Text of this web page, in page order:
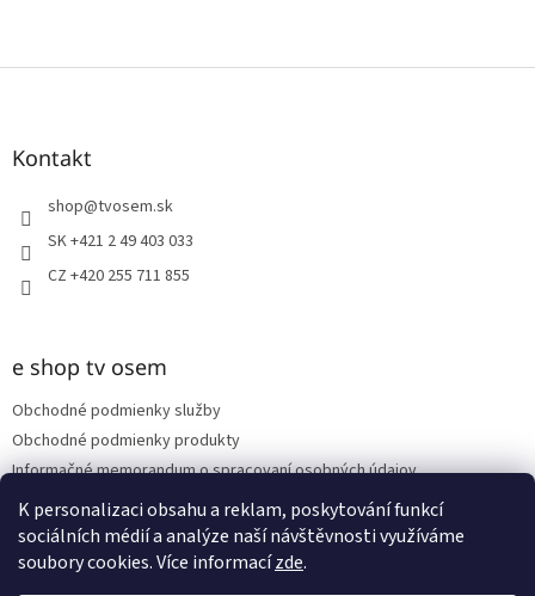
K personalizaci obsahu a reklam, poskytování funkcí
sociálních médií a analýze naší návštěvnosti využíváme
soubory cookies. Více informacízde.
Z
Kontakt
shop@tvosem.sk
SK +421 2 49 403 033
CZ +420 255 711 855
e shop tv osem
Obchodné podmienky služby
Obchodné podmienky produkty
Informačné memorandum o spracovaní osobných údajov
Reklamačný poriadok